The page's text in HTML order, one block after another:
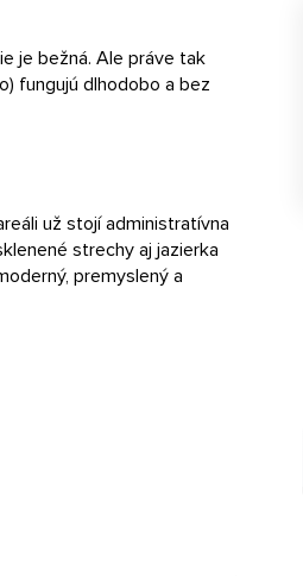
je bežná. Ale práve tak
fungujú dlhodobo a bez
už stojí administratívna
strechy aj jazierka
premyslený a